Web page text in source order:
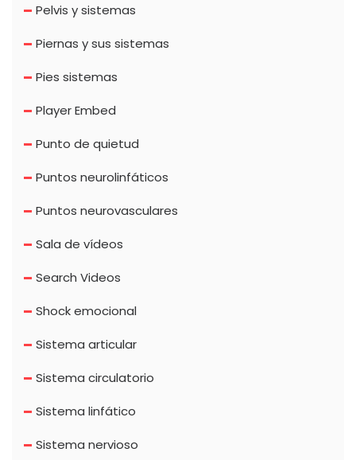
Pelvis y sistemas
Piernas y sus sistemas
Pies sistemas
Player Embed
Punto de quietud
Puntos neurolinfáticos
Puntos neurovasculares
Sala de vídeos
Search Videos
Shock emocional
Sistema articular
Sistema circulatorio
Sistema linfático
Sistema nervioso